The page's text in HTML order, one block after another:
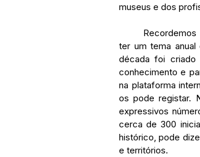
museus e dos
ter um tema
década foi criado
conhecimento e
na plataforma
os pode registar.
expressivos
cerca de 300
histórico, pode
e territórios.